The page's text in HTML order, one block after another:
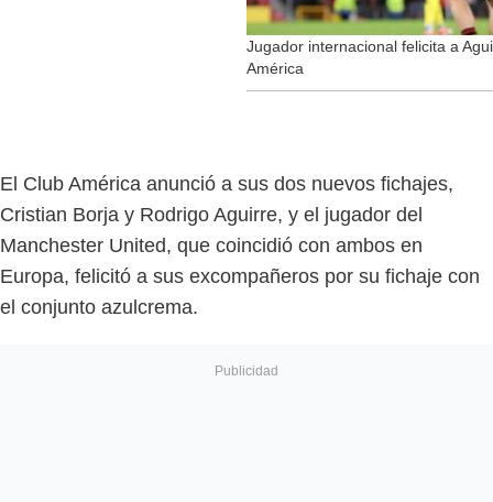
Jugador internacional felicita a
América
El Club América anunció a sus dos nuevos fichajes,
Cristian Borja y Rodrigo Aguirre, y el jugador del
Manchester United, que coincidió con ambos en
Europa, felicitó a sus excompañeros por su fichaje con
el conjunto azulcrema.